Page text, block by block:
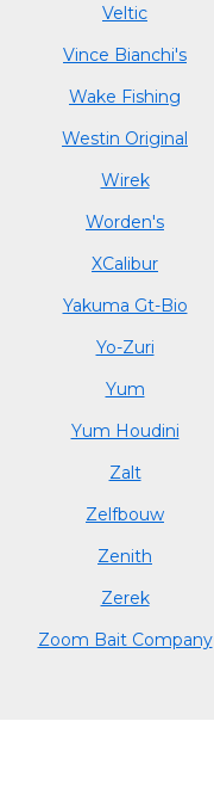
Veltic
Vince Bianchi's
Wake Fishing
Westin Original
Wirek
Worden's
XCalibur
Yakuma Gt-Bio
Yo-Zuri
Yum
Yum Houdini
Zalt
Zelfbouw
Zenith
Zerek
Zoom Bait Company